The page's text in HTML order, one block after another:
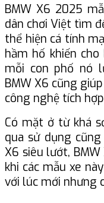
BMW X6 2025
dân chơi Việt tìm
thể hiện cá tính
hầm hố khiến
mỗi con phố nó
BMW X6 cũng
công nghệ tích
Có mặt ở từ khá
qua sử dụng
X6 siêu lướt,
khi các mẫu xe
với lúc mới nhưng